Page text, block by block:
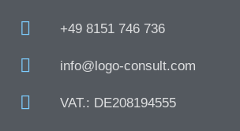
+49 8151 746 736
info@logo-consult.com
VAT.: DE208194555